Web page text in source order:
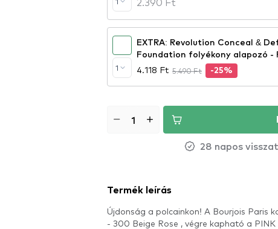
1
EXTRA: Revolution Conceal &
Foundation folyékony alapozó -
4.118 Ft 5.490 Ft -25%
28 napos
Termék leírás
Újdonság a polcainkon! A Bourjois Paris
- 300 Beige Rose , végre kapható a